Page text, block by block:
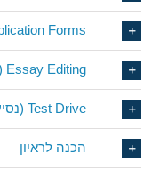
Forms
Essay Editing (עריכת חיבורים)
Test Drive (נסיעת מבחן)
הכנה לראיון